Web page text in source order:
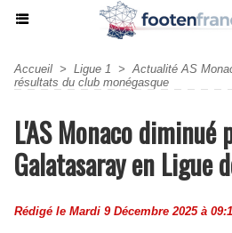
Accueil > Ligue 1 > Actualité AS
résultats du club monégasque
L'AS Monaco
Galatasaray en Ligue
Rédigé le Mardi 9 Décembre 2025 à